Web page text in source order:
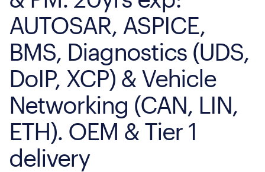
AUTOSAR, ASPICE,
BMS, Diagnostics (UDS,
DoIP, XCP) & Vehicle
Networking (CAN, LIN,
ETH). OEM & Tier 1
delivery